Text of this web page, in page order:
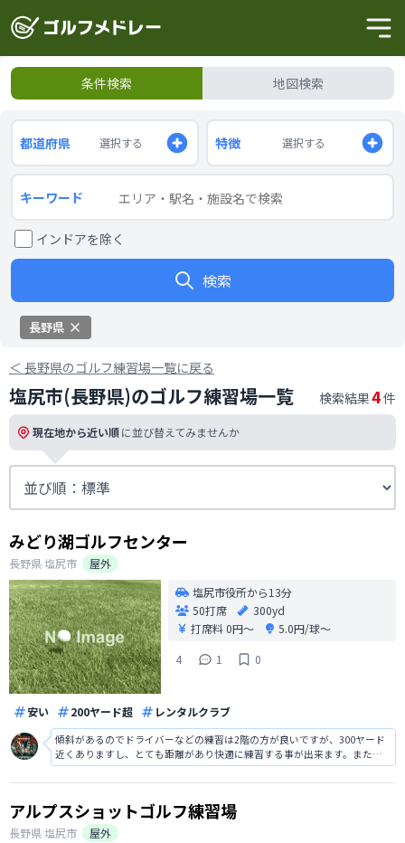
条件検索 地図検索
都道府県 選択する 特徴 選択する
キーワード
インドアを除く
検索
長野県
＜ 長野県のゴルフ練習場一覧に戻る
塩尻市(長野県)のゴルフ練習場一覧 検索結果4件
現在地から近い順に並び替えてみませんか
みどり湖ゴルフセンター
長野県塩尻市
屋外
塩尻市役所から13分
50打席
300yd
打席料0円〜
5.0円/球〜
4
1 0
安い 200ヤード超 レンタルクラブ
傾斜があるのでドライバーなどの練習は2階の方が良いですが、300ヤード
近くありますし、とても距離があり快適に練習する事が出来ます。また、
風が涼しく夏場でも比較的涼しいですし、球も1球5円と格安で大変ありが
たいです。
アルプスショットゴルフ練習場
長野県塩尻市
屋外